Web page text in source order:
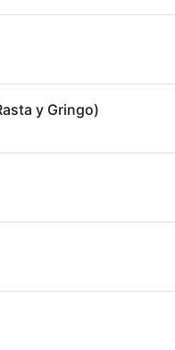
y Gringo)